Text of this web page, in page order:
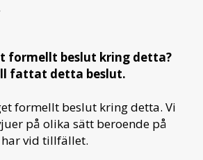
formellt beslut kring detta?
fattat detta beslut.
formellt beslut kring detta. Vi
på olika sätt beroende på
vid tillfället.